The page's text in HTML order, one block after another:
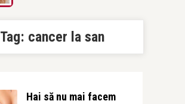
Tag: cancer la san
Hai să nu mai facem